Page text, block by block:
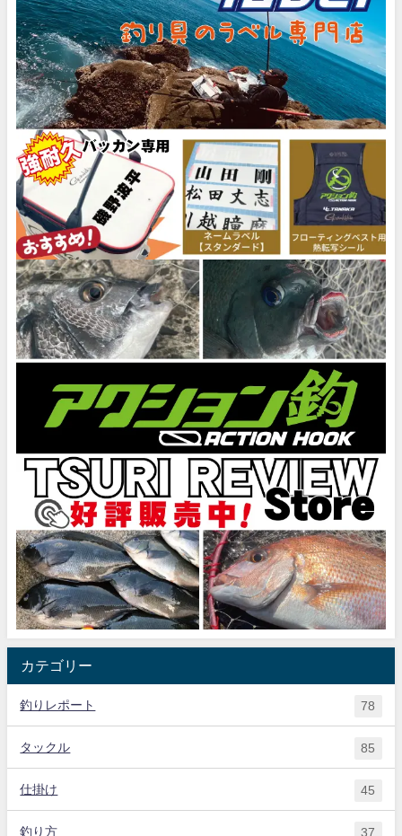
カテゴリー
釣りレポート 78
タックル 85
仕掛け 45
釣り方 37